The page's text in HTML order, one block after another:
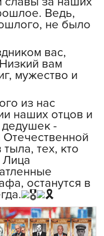
Ведь,
не было
вас,
вам
мужество и
из нас
наших отцов и
-
тех, кто
останутся в